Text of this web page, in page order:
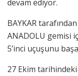
devam ediyor.
BAYKAR
ANADOLU gemisi
5’inci uçuşunu
27 Ekim